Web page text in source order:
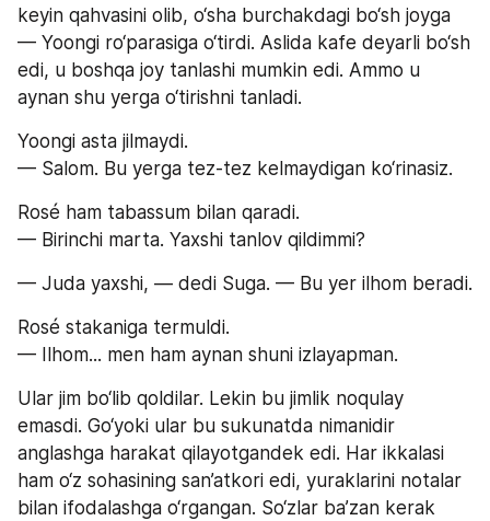
keyin qahvasini olib, o‘sha burchakdagi bo‘sh joyga
— Yoongi ro‘parasiga o‘tirdi. Aslida kafe deyarli bo‘sh
edi, u boshqa joy tanlashi mumkin edi. Ammo u
aynan shu yerga o‘tirishni tanladi.
Yoongi asta jilmaydi.
— Salom. Bu yerga tez-tez kelmaydigan ko‘rinasiz.
Rosé ham tabassum bilan qaradi.
— Birinchi marta. Yaxshi tanlov qildimmi?
— Juda yaxshi, — dedi Suga. — Bu yer ilhom beradi.
Rosé stakaniga termuldi.
— Ilhom... men ham aynan shuni izlayapman.
Ular jim bo‘lib qoldilar. Lekin bu jimlik noqulay
emasdi. Go‘yoki ular bu sukunatda nimanidir
anglashga harakat qilayotgandek edi. Har ikkalasi
ham o‘z sohasining san’atkori edi, yuraklarini notalar
bilan ifodalashga o‘rgangan. So‘zlar ba’zan kerak